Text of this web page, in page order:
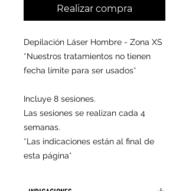
Realizar compra
Depilación Láser Hombre - Zona XS
*Nuestros tratamientos no tienen
fecha límite para ser usados*
Incluye 8 sesiones.
Las sesiones se realizan cada 4
semanas.
*Las indicaciones están al final de
esta página*